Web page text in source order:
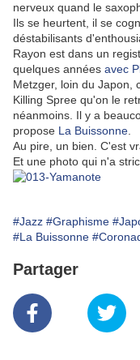
nerveux quand le
Ils se heurtent, il se
déstabilisants
Rayon est dans un
quelques années avec
Metzger, loin du Japon,
Killing Spree qu'on le
néanmoins. Il y a
propose La Buissonne
Au pire, un bien. C'est
Et une photo qui n'a
#Jazz #Graphisme
#La Buissonne
Partager